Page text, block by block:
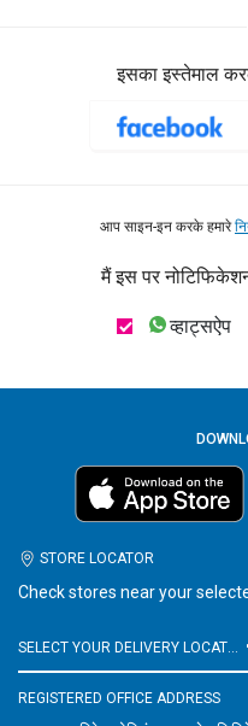
इसका इस्तेमाल
आप साइन-इन करके हमारे
मैं इस पर
व्हाट्सऐप
STORE LOCATOR
Check stores near your
SELECT YOUR DELIVERY LOCATION
REGISTERED OFFICE ADDRESS